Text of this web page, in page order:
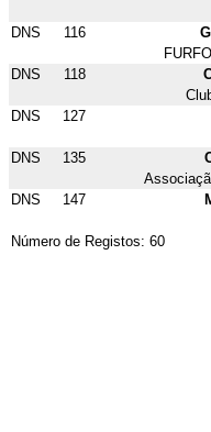
DNS
116
DNS
118
DNS
127
DNS
135
DNS
147
Número de Registos: 60